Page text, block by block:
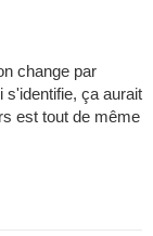
change par
s'identifie, ça aurait
est tout de même